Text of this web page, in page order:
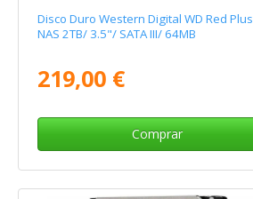
Disco Duro Western Digital WD Red Plus
NAS 2TB/ 3.5"/ SATA III/ 64MB
219,00 €
Comprar